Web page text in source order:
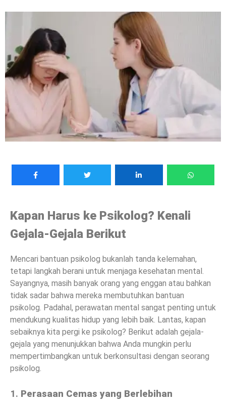
Kapan Harus ke Psikolog? Kenali
Gejala-Gejala Berikut
Mencari bantuan psikolog bukanlah tanda kelemahan,
tetapi langkah berani untuk menjaga kesehatan mental.
Sayangnya, masih banyak orang yang enggan atau bahkan
tidak sadar bahwa mereka membutuhkan bantuan
psikolog. Padahal, perawatan mental sangat penting untuk
mendukung kualitas hidup yang lebih baik. Lantas, kapan
sebaiknya kita pergi ke psikolog? Berikut adalah gejala-
gejala yang menunjukkan bahwa Anda mungkin perlu
mempertimbangkan untuk berkonsultasi dengan seorang
psikolog.
1. Perasaan Cemas yang Berlebihan